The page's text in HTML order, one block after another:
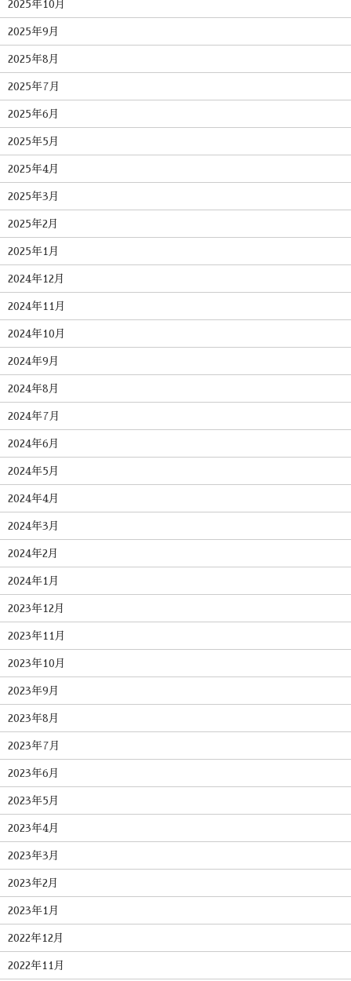
2025年10月
2025年9月
2025年8月
2025年7月
2025年6月
2025年5月
2025年4月
2025年3月
2025年2月
2025年1月
2024年12月
2024年11月
2024年10月
2024年9月
2024年8月
2024年7月
2024年6月
2024年5月
2024年4月
2024年3月
2024年2月
2024年1月
2023年12月
2023年11月
2023年10月
2023年9月
2023年8月
2023年7月
2023年6月
2023年5月
2023年4月
2023年3月
2023年2月
2023年1月
2022年12月
2022年11月